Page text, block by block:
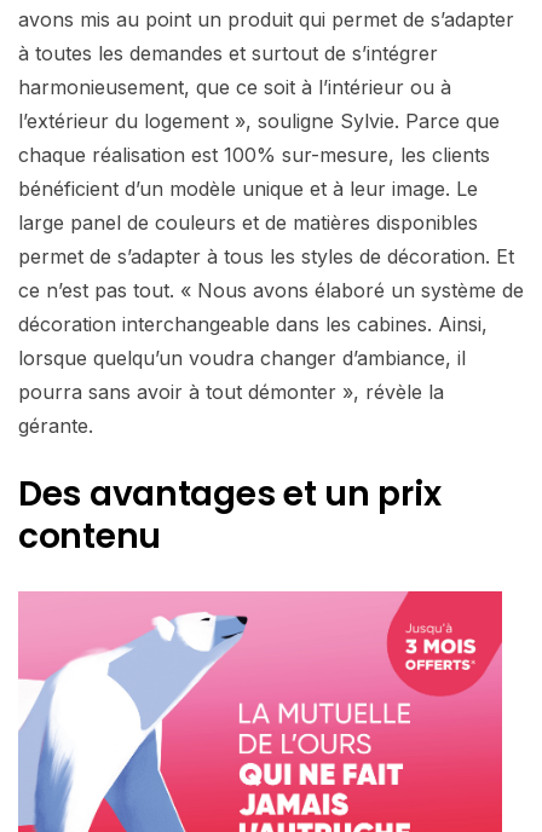
avons mis au point un produit qui permet de s’adapter
à toutes les demandes et surtout de s’intégrer
harmonieusement, que ce soit à l’intérieur ou à
l’extérieur du logement », souligne Sylvie. Parce que
chaque réalisation est 100% sur-mesure, les clients
bénéficient d’un modèle unique et à leur image. Le
large panel de couleurs et de matières disponibles
permet de s’adapter à tous les styles de décoration. Et
ce n’est pas tout. « Nous avons élaboré un système de
décoration interchangeable dans les cabines. Ainsi,
lorsque quelqu’un voudra changer d’ambiance, il
pourra sans avoir à tout démonter », révèle la
gérante.
Des avantages et un prix
contenu